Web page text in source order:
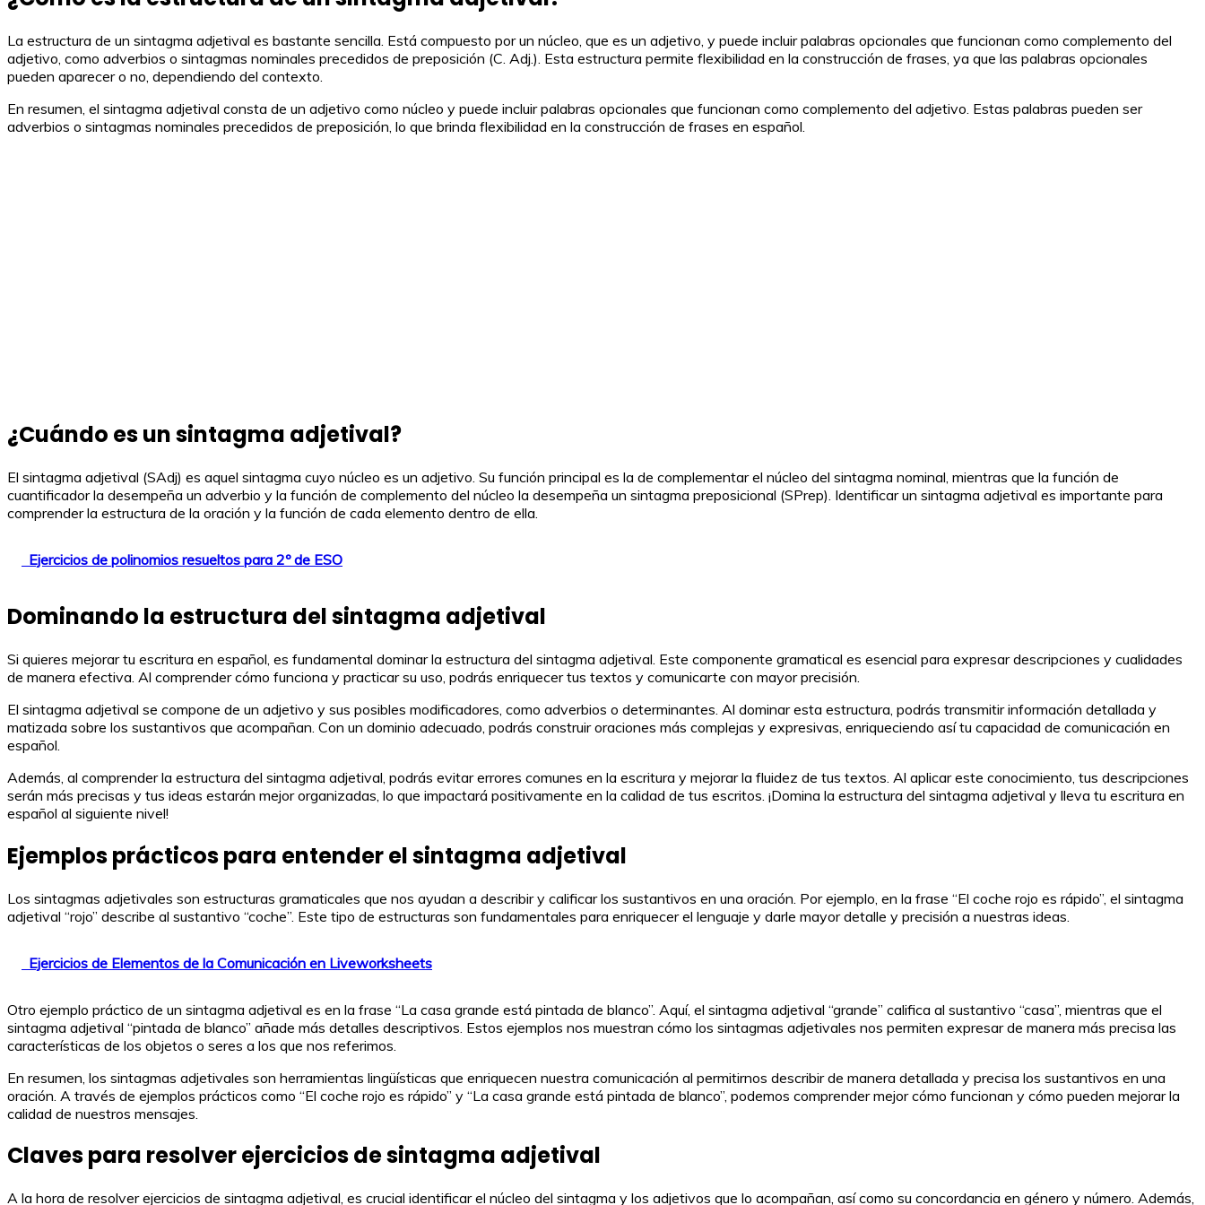
La estructura de un sintagma adjetival es bastante sencilla. Está compuesto por un núcleo, que es un adjetivo, y puede incluir palabras opcionales que funcionan como complemento del
adjetivo, como adverbios o sintagmas nominales precedidos de preposición (C. Adj.). Esta estructura permite flexibilidad en la construcción de frases, ya que las palabras opcionales
pueden aparecer o no, dependiendo del contexto.
En resumen, el sintagma adjetival consta de un adjetivo como núcleo y puede incluir palabras opcionales que funcionan como complemento del adjetivo. Estas palabras pueden ser
adverbios o sintagmas nominales precedidos de preposición, lo que brinda flexibilidad en la construcción de frases en español.
¿Cuándo es un sintagma adjetival?
El sintagma adjetival (SAdj) es aquel sintagma cuyo núcleo es un adjetivo. Su función principal es la de complementar el núcleo del sintagma nominal, mientras que la función de
cuantificador la desempeña un adverbio y la función de complemento del núcleo la desempeña un sintagma preposicional (SPrep). Identificar un sintagma adjetival es importante para
comprender la estructura de la oración y la función de cada elemento dentro de ella.
Ejercicios de polinomios resueltos para 2º de ESO
Dominando la estructura del sintagma adjetival
Si quieres mejorar tu escritura en español, es fundamental dominar la estructura del sintagma adjetival. Este componente gramatical es esencial para expresar descripciones y cualidades
de manera efectiva. Al comprender cómo funciona y practicar su uso, podrás enriquecer tus textos y comunicarte con mayor precisión.
El sintagma adjetival se compone de un adjetivo y sus posibles modificadores, como adverbios o determinantes. Al dominar esta estructura, podrás transmitir información detallada y
matizada sobre los sustantivos que acompañan. Con un dominio adecuado, podrás construir oraciones más complejas y expresivas, enriqueciendo así tu capacidad de comunicación en
español.
Además, al comprender la estructura del sintagma adjetival, podrás evitar errores comunes en la escritura y mejorar la fluidez de tus textos. Al aplicar este conocimiento, tus descripciones
serán más precisas y tus ideas estarán mejor organizadas, lo que impactará positivamente en la calidad de tus escritos. ¡Domina la estructura del sintagma adjetival y lleva tu escritura en
español al siguiente nivel!
Ejemplos prácticos para entender el sintagma adjetival
Los sintagmas adjetivales son estructuras gramaticales que nos ayudan a describir y calificar los sustantivos en una oración. Por ejemplo, en la frase “El coche rojo es rápido”, el sintagma
adjetival “rojo” describe al sustantivo “coche”. Este tipo de estructuras son fundamentales para enriquecer el lenguaje y darle mayor detalle y precisión a nuestras ideas.
Ejercicios de Elementos de la Comunicación en Liveworksheets
Otro ejemplo práctico de un sintagma adjetival es en la frase “La casa grande está pintada de blanco”. Aquí, el sintagma adjetival “grande” califica al sustantivo “casa”, mientras que el
sintagma adjetival “pintada de blanco” añade más detalles descriptivos. Estos ejemplos nos muestran cómo los sintagmas adjetivales nos permiten expresar de manera más precisa las
características de los objetos o seres a los que nos referimos.
En resumen, los sintagmas adjetivales son herramientas lingüísticas que enriquecen nuestra comunicación al permitirnos describir de manera detallada y precisa los sustantivos en una
oración. A través de ejemplos prácticos como “El coche rojo es rápido” y “La casa grande está pintada de blanco”, podemos comprender mejor cómo funcionan y cómo pueden mejorar la
calidad de nuestros mensajes.
Claves para resolver ejercicios de sintagma adjetival
A la hora de resolver ejercicios de sintagma adjetival, es crucial identificar el núcleo del sintagma y los adjetivos que lo acompañan, así como su concordancia en género y número. Además,